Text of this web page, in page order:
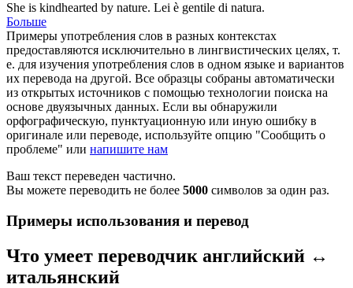
She is kindhearted by nature. Lei è gentile di natura.
Больше
Примеры употребления слов в разных контекстах
предоставляются исключительно в лингвистических целях, т.
е. для изучения употребления слов в одном языке и вариантов
их перевода на другой. Все образцы собраны автоматически
из открытых источников с помощью технологии поиска на
основе двуязычных данных. Если вы обнаружили
орфографическую, пунктуационную или иную ошибку в
оригинале или переводе, используйте опцию "Сообщить о
проблеме" или напишите нам
Ваш текст переведен частично.
Вы можете переводить не более 5000 символов за один раз.
Примеры использования и перевод
Что умеет переводчик английский ↔
итальянский